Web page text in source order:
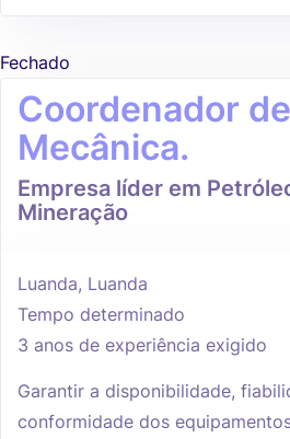
Fechado
Coordenador
Mecânica.
Empresa líder em
Mineração
Luanda, Luanda
Tempo determinado
3 anos de experiência exigido
Garantir a disponibilidade,
conformidade dos